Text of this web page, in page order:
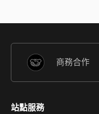
商務合作
站點服務